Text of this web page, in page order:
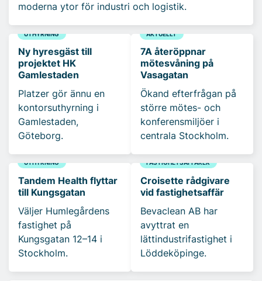
moderna ytor för industri och logistik.
UTHYRNING
Ny hyresgäst till
projektet HK
Gamlestaden
Platzer gör ännu en
kontorsuthyrning i
Gamlestaden,
Göteborg.
AKTUELLT
7A återöppnar
mötesvåning på
Vasagatan
Ökand efterfrågan på
större mötes- och
konferensmiljöer i
centrala Stockholm.
UTHYRNING
Tandem Health flyttar
till Kungsgatan
Väljer Humlegårdens
fastighet på
Kungsgatan 12–14 i
Stockholm.
FASTIGHETSAFFÄRER
Croisette rådgivare
vid fastighetsaffär
Bevaclean AB har
avyttrat en
lättindustrifastighet i
Löddeköpinge.